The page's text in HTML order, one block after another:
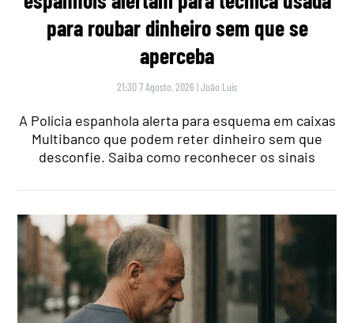
para roubar dinheiro sem que se
aperceba
21:30 7 Agosto, 2026 |João Luís
A Polícia espanhola alerta para esquema em caixas
Multibanco que podem reter dinheiro sem que
desconfie. Saiba como reconhecer os sinais